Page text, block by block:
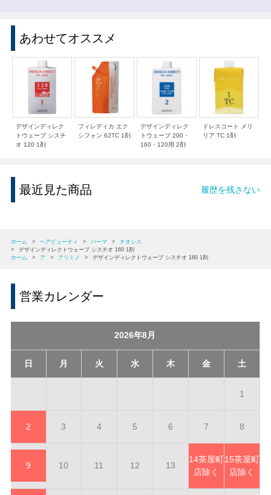
あわせてオススメ
デザインディレク
トウェーブ シスチ
オ 120 1剤
フィレディカ エク
シフォン 62TC 1剤
デザインディレク
トウェーブ 200・
160・120用 2剤
ドレスコート メリ
リア TC 1剤
最近見た商品 履歴を残さない
ホーム > ヘアビューティ > パーマ >
チオシス
>
デザインディレクトウェーブ シスチオ 160 1剤
ホーム
> ア > アリミノ > デザインディレクトウェーブ シスチオ 160 1剤
営業カレンダー
2026年8月
日 月 火 水 木 金 土
1
2 3 4 5 6 7 8
9 10 11 12 13
14茶屋町
店除く
15茶屋町
店除く